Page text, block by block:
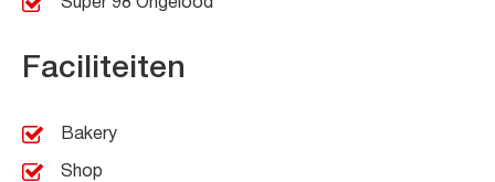
Super 98 Ongelood
Faciliteiten
Bakery
Shop